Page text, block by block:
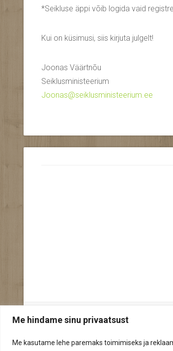
Me hindame sinu privaatsust
Me kasutame lehe paremaks toimimiseks ja
*Seikluse äppi võib logida vaid
Kui on küsimusi, siis kirjuta julgelt!
Joonas Väärtnõu
Seiklusministeerium
Joonas@seiklusministeerium.ee